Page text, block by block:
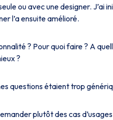
ou avec une designer. J’ai
l’a ensuite amélioré.
? Pour quoi faire ? A
?
questions étaient trop
plutôt des cas